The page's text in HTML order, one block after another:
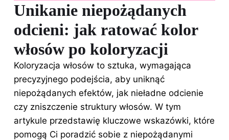
Unikanie niepożądanych
odcieni: jak ratować kolor
włosów po koloryzacji
Koloryzacja włosów to sztuka, wymagająca
precyzyjnego podejścia, aby uniknąć
niepożądanych efektów, jak nieładne odcienie
czy zniszczenie struktury włosów. W tym
artykule przedstawię kluczowe wskazówki, które
pomogą Ci poradzić sobie z niepożądanymi